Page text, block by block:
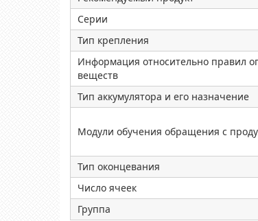
Серии
Тип крепления
Информация относительно правил
веществ
Тип аккумулятора и его назначение
Модули обучения обращения с
Тип оконцевания
Число ячеек
Группа